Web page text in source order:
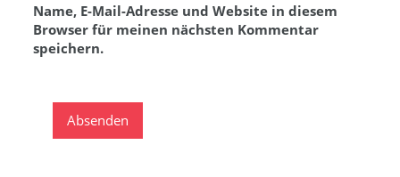
Name, E-Mail-Adresse und Website in diesem
Browser für meinen nächsten Kommentar
speichern.